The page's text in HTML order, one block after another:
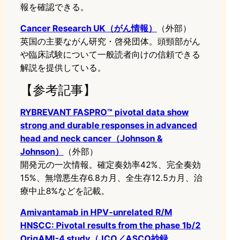
報を確認できる。
Cancer Research UK（がん情報）
（外部）
英国の主要ながん研究・啓発団体。頭頸部がん
や臨床試験について一般読者向けの信頼できる
解説を提供している。
【参考記事】
RYBREVANT FASPRO™ pivotal data show
strong and durable responses in advanced
head and neck cancer（Johnson &
Johnson）
（外部）
開発元の一次情報。確定奏効率42%、完全奏効
15%、無増悪生存6.8カ月、全生存12.5カ月、治
療中止8%などを記載。
Amivantamab in HPV-unrelated R/M
HNSCC: Pivotal results from the phase 1b/2